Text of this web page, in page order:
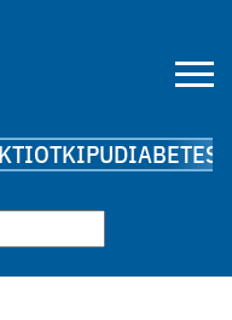
KIPUDIABETES